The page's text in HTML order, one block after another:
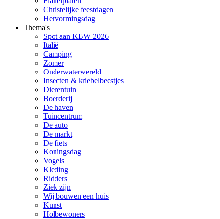
Christelijke feestdagen
Hervormingsdag
Thema's
Spot aan KBW 2026
Italië
Camping
Zomer
Onderwaterwereld
Insecten & kriebelbeestjes
Dierentuin
Boerderij
De haven
Tuincentrum
De auto
De markt
De fiets
Koningsdag
Vogels
Kleding
Ridders
Ziek zijn
Wij bouwen een huis
Kunst
Holbewoners